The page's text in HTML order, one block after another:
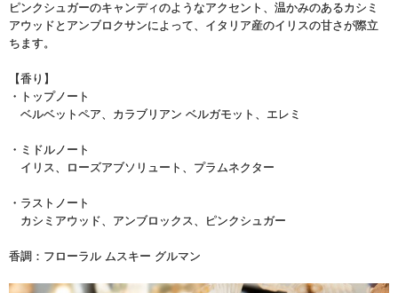
ピンクシュガーのキャンディのようなアクセント、温かみのあるカシミ
アウッドとアンブロクサンによって、イタリア産のイリスの甘さが際立
ちます。
【香り】
・トップノート
ベルベットペア、カラブリアン ベルガモット、エレミ
・ミドルノート
イリス、ローズアブソリュート、プラムネクター
・ラストノート
カシミアウッド、アンブロックス、ピンクシュガー
香調：フローラル ムスキー グルマン